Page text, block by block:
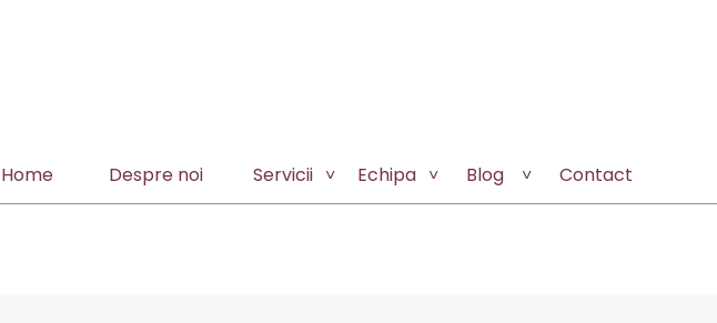
Home Despre noi Servicii Echipa Blog Contact